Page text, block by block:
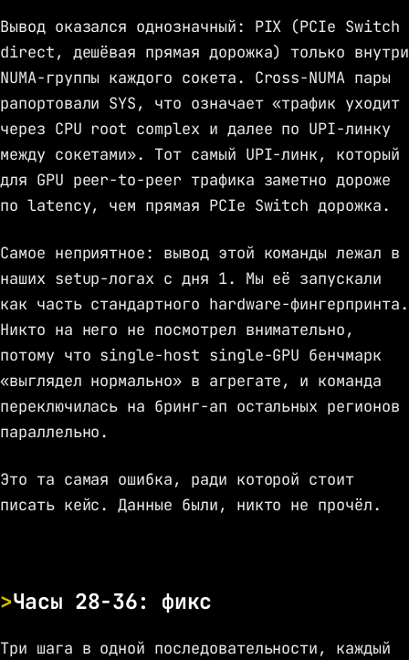
Вывод оказался однозначный: PIX (PCIe Switch
direct, дешёвая прямая дорожка) только внутри
NUMA-группы каждого сокета. Cross-NUMA пары
рапортовали SYS, что означает «трафик уходит
через CPU root complex и далее по UPI-линку
между сокетами». Тот самый UPI-линк, который
для GPU peer-to-peer трафика заметно дороже
по latency, чем прямая PCIe Switch дорожка.
Самое неприятное: вывод этой команды лежал в
наших setup-логах с дня 1. Мы её запускали
как часть стандартного hardware-фингерпринта.
Никто на него не посмотрел внимательно,
потому что single-host single-GPU бенчмарк
«выглядел нормально» в агрегате, и команда
переключилась на бринг-ап остальных регионов
параллельно.
Это та самая ошибка, ради которой стоит
писать кейс. Данные были, никто не прочёл.
Часы 28-36: фикс
Три шага в одной последовательности, каждый